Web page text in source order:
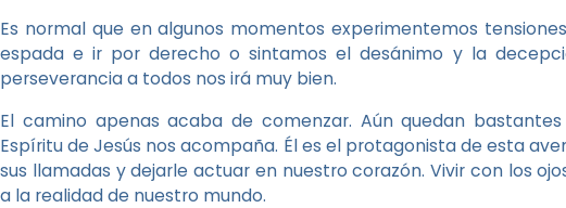
Es normal que en algunos momentos experimentemos
espada e ir por derecho o sintamos el desánimo y la
perseverancia a todos nos irá muy bien.
El camino apenas acaba de comenzar. Aún quedan
Espíritu de Jesús nos acompaña. Él es el protagonista de esta
sus llamadas y dejarle actuar en nuestro corazón. Vivir con los
a la realidad de nuestro mundo.